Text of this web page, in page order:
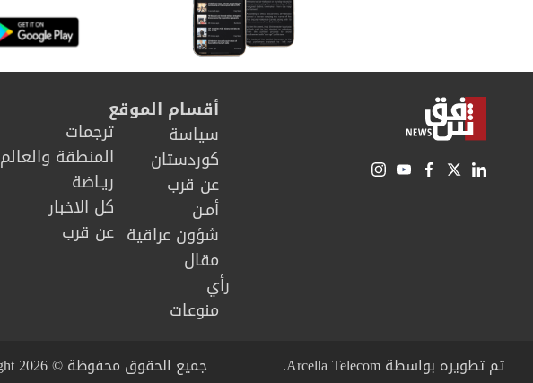
أقسام الموقع
سیاسة
كوردستان
عن قرب
أمـن
شؤون عراقية
مقال
رأي
منوعات
ترجمات
المنطقة والعالم
ريـاضة
كل الاخبار
عن قرب
تم تطويره بواسطة Arcella Telecom. جميع الحقوق محفوظة © copyright 2026 - مؤسسة شفق للثقافة والاعلام